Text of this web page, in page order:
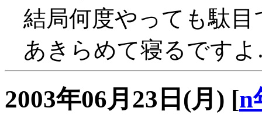
結局何度やっても駄
あきらめて寝るです
2003年06月23日(月) [n